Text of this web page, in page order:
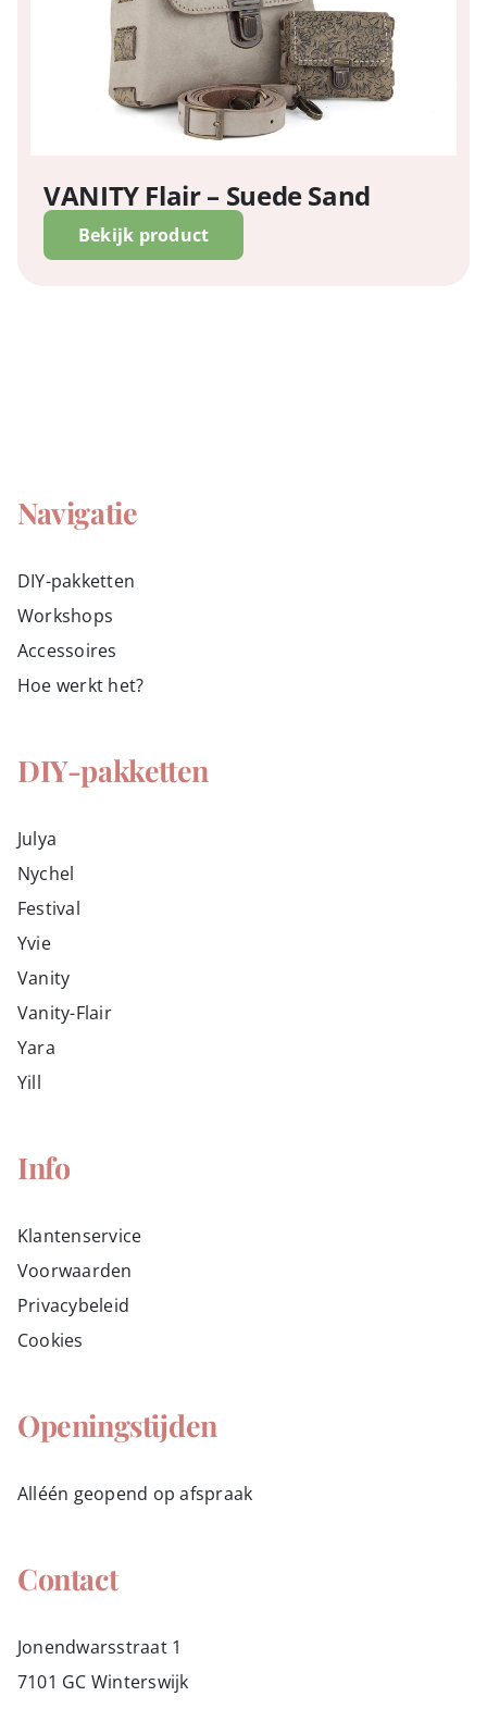
VANITY Flair – Suede Sand
Bekijk product
Navigatie
DIY-pakketten
Workshops
Accessoires
Hoe werkt het?
DIY-pakketten
Julya
Nychel
Festival
Yvie
Vanity
Vanity-Flair
Yara
Yill
Info
Klantenservice
Voorwaarden
Privacybeleid
Cookies
Openingstijden
Alléén geopend op afspraak
Contact
Jonendwarsstraat 1
7101 GC Winterswijk